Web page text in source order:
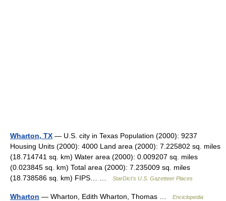
Wharton, TX — U.S. city in Texas Population (2000): 9237
Housing Units (2000): 4000 Land area (2000): 7.225802 sq. miles
(18.714741 sq. km) Water area (2000): 0.009207 sq. miles
(0.023845 sq. km) Total area (2000): 7.235009 sq. miles
(18.738586 sq. km) FIPS… …
StarDict's U.S. Gazetteer Places
Wharton — Wharton, Edith Wharton, Thomas …
Enciclopedia